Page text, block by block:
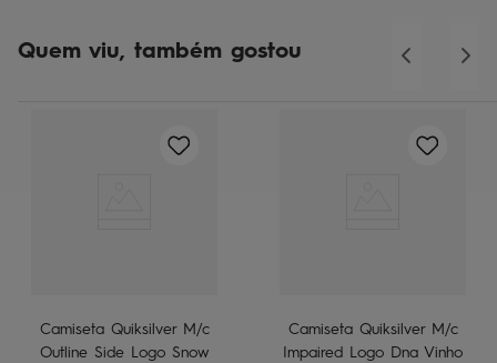
Quem viu, também gostou
Camiseta Quiksilver M/c
Outline Side Logo Snow
Camiseta Quiksilver M/c
Impaired Logo Dna Vinho